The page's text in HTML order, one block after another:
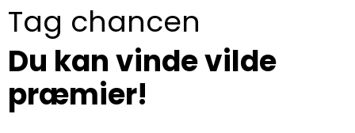
Tag chancen
Du kan vinde vilde
præmier!